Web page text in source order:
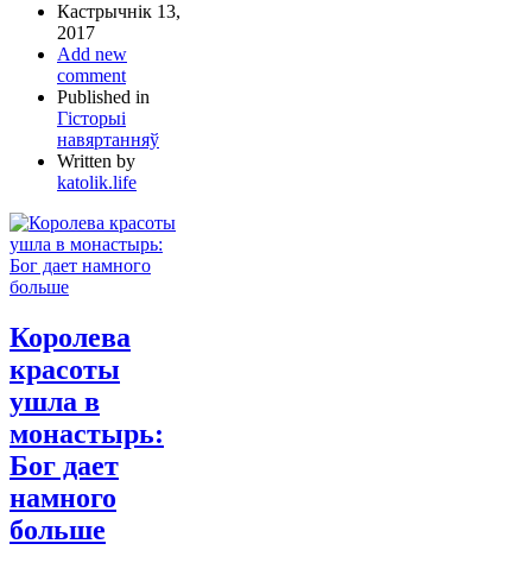
Кастрычнік 13,
2017
Add new
comment
Published in
Гісторыі
навяртанняў
Written by
katolik.life
Королева
красоты
ушла в
монастырь:
Бог дает
намного
больше